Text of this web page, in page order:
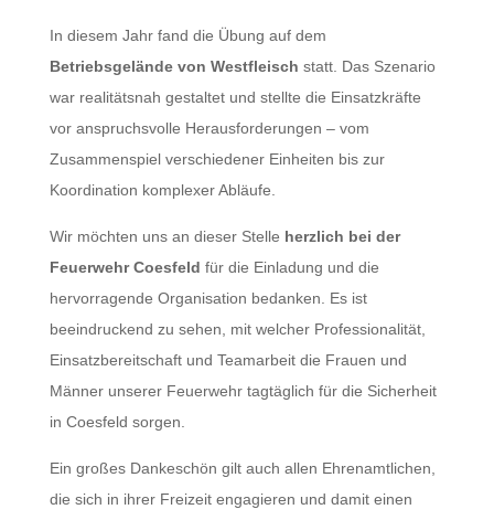
In diesem Jahr fand die Übung auf dem
Betriebsgelände von Westfleisch statt. Das Szenario
war realitätsnah gestaltet und stellte die Einsatzkräfte
vor anspruchsvolle Herausforderungen – vom
Zusammenspiel verschiedener Einheiten bis zur
Koordination komplexer Abläufe.
Wir möchten uns an dieser Stelle herzlich bei der
Feuerwehr Coesfeld für die Einladung und die
hervorragende Organisation bedanken. Es ist
beeindruckend zu sehen, mit welcher Professionalität,
Einsatzbereitschaft und Teamarbeit die Frauen und
Männer unserer Feuerwehr tagtäglich für die Sicherheit
in Coesfeld sorgen.
Ein großes Dankeschön gilt auch allen Ehrenamtlichen,
die sich in ihrer Freizeit engagieren und damit einen